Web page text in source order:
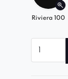
Riviera 100
Pufa